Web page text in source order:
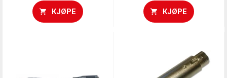
KJØPE KJØPE